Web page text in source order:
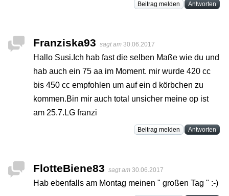
Beitrag melden Antworten
Franziska93 sagt am 30.06.2017
Hallo Susi.Ich hab fast die selben Maße wie du und
hab auch ein 75 aa im Moment. mir wurde 420 cc
bis 450 cc empfohlen um auf ein d körbchen zu
kommen.Bin mir auch total unsicher meine op ist
am 25.7.LG franzi
Beitrag melden Antworten
FlotteBiene83 sagt am 30.06.2017
Hab ebenfalls am Montag meinen " großen Tag " :-)